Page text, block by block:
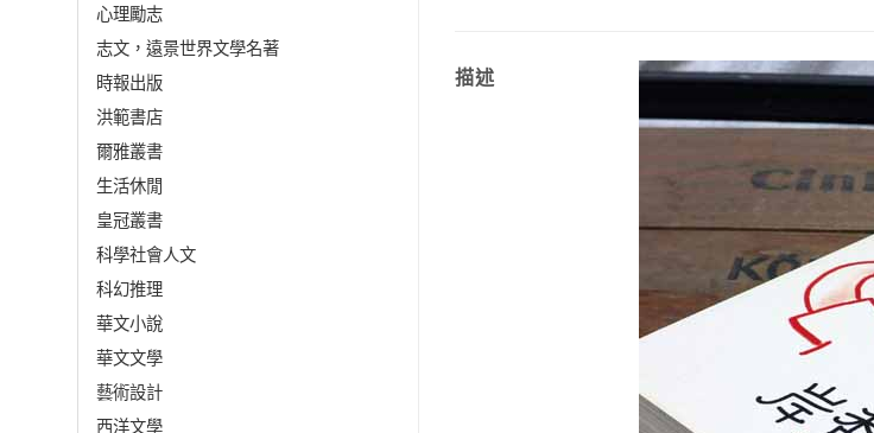
心理勵志
志文，遠景世界文學名著
時報出版
洪範書店
爾雅叢書
生活休閒
皇冠叢書
科學社會人文
科幻推理
華文小說
華文文學
藝術設計
西洋文學
描述